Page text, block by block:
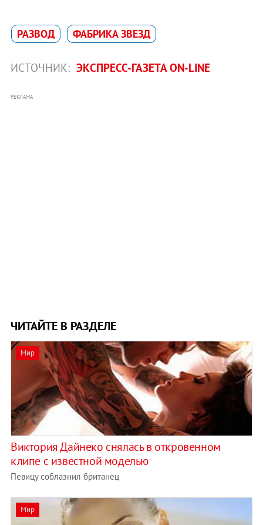
РАЗВОД ФАБРИКА ЗВЕЗД
ИСТОЧНИК: ЭКСПРЕСС-ГАЗЕТА ON-LINE
РЕКЛАМА
ЧИТАЙТЕ В РАЗДЕЛЕ
Мир
Виктория Дайнеко снялась в откровенном
клипе с известной моделью
Певицу соблазнил британец
Мир